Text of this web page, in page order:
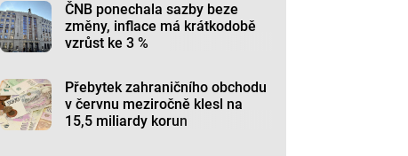
ČNB ponechala sazby beze
změny, inflace má krátkodobě
vzrůst ke 3 %
Přebytek zahraničního obchodu
v červnu meziročně klesl na
15,5 miliardy korun